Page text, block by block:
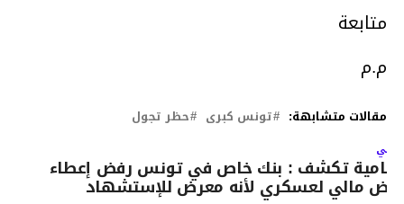
متابعة
م.م
مقالات متشابهة: تونس كبرى حظر تجول
‏تكشف ‏: ‏بنك ‏خاص ‏في ‏تونس ‏رفض ‏إعطاء
‏مالي ‏لعسكري ‏لأنه ‏معرض ‏للإستشهاد